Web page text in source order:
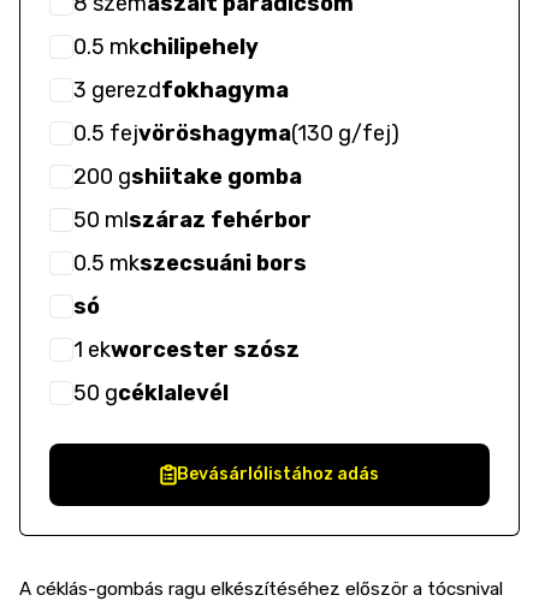
0.5 mkchilipehely
3 gerezdfokhagyma
0.5 fejvöröshagyma(130 g/fej)
200 gshiitake gomba
50 mlszáraz fehérbor
0.5 mkszecsuáni bors
só
1 ekworcester szósz
50 gcéklalevél
Bevásárlólistához adás
A céklás-gombás ragu elkészítéséhez először a tócsnival